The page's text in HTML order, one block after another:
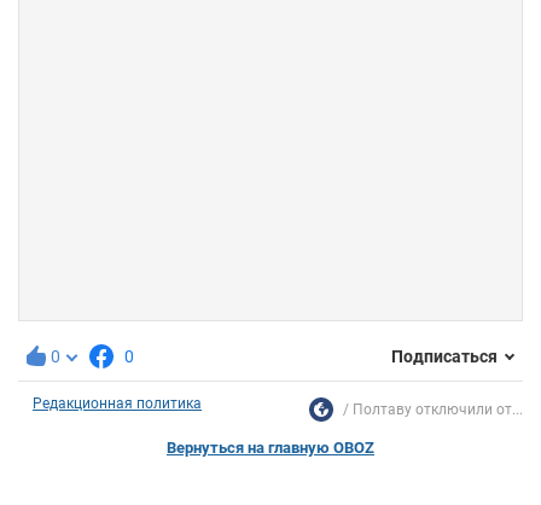
0 0 Подписаться
Редакционная политика Полтаву отключили от...
Вернуться на главную OBOZ